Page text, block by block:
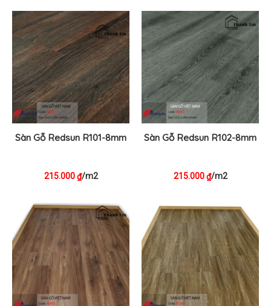
Sàn Gỗ Redsun R101-8mm
215.000₫/m2
Sàn Gỗ Redsun R102-8mm
215.000₫/m2